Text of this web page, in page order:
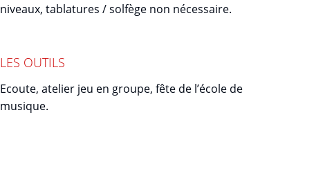
niveaux, tablatures / solfège non nécessaire.
LES OUTILS
Ecoute, atelier jeu en groupe, fête de l’école de
musique.